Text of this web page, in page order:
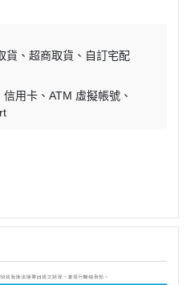
貨 超商取貨
自訂宅配
信用卡
ATM 虛擬帳號